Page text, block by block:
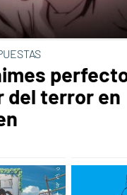
del terror en